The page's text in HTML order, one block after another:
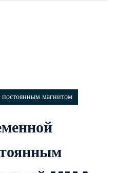
постоянным магнитом